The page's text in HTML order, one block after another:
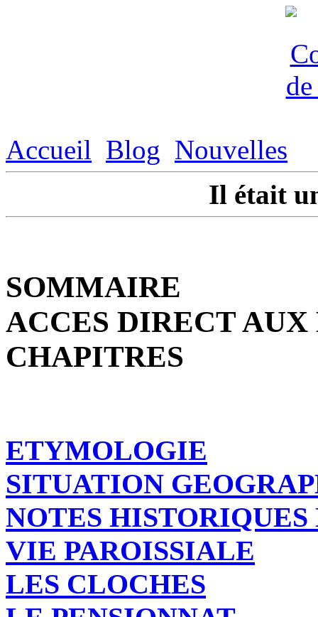
Accueil Blog Nouvelles
Il était
SOMMAIRE
ACCES DIRECT
CHAPITRES
ETYMOLOGIE
SITUATION
NOTES HISTORIQUES
VIE PAROISSIALE
LES CLOCHES